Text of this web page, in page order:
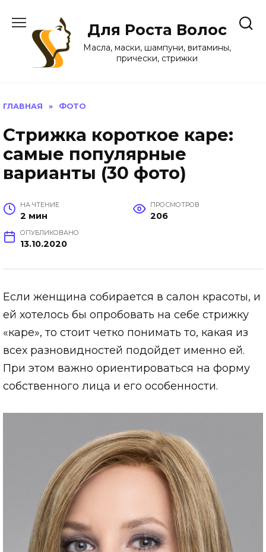
содержанию
Для Роста Волос
Масла, маски, шампуни, витамины,
прически, стрижки
ГЛАВНАЯ » ФОТО
Стрижка короткое каре:
самые популярные
варианты (30 фото)
НА ЧТЕНИЕ
2 мин
ПРОСМОТРОВ
206
ОПУБЛИКОВАНО
13.10.2020
Если женщина собирается в салон красоты, и
ей хотелось бы опробовать на себе стрижку
«каре», то стоит четко понимать то, какая из
всех разновидностей подойдет именно ей.
При этом важно ориентироваться на форму
собственного лица и его особенности.